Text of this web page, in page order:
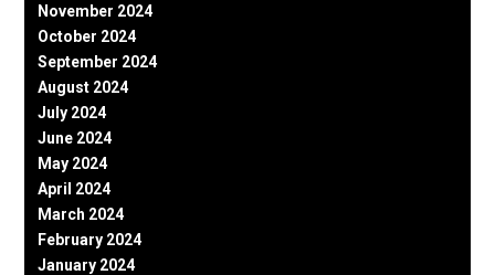
November 2024
October 2024
September 2024
August 2024
July 2024
June 2024
May 2024
April 2024
March 2024
February 2024
January 2024